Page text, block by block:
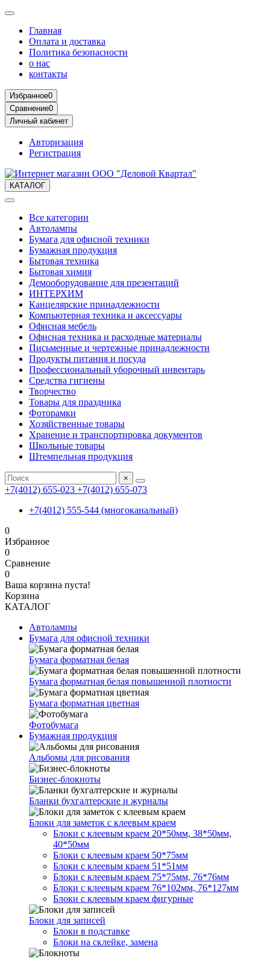
Главная
Оплата и доставка
Политика безопасности
о нас
контакты
Избранное0
Сравнение0
Личный кабинет
Авторизация
Регистрация
КАТАЛОГ
Все категории
Автолампы
Бумага для офисной техники
Бумажная продукция
Бытовая техника
Бытовая химия
Демооборудование для презентаций
ИНТЕРХИМ
Канцелярские принадлежности
Компьютерная техника и аксессуары
Офисная мебель
Офисная техника и расходные материалы
Письменные и чертежные принадлежности
Продукты питания и посуда
Профессиональный уборочный инвентарь
Средства гигиены
Творчество
Товары для праздника
Фоторамки
Хозяйственные товары
Хранение и транспортировка документов
Школьные товары
Штемпельная продукция
×
+7(4012) 655-023 +7(4012) 655-073
+7(4012) 555-544 (многоканальный)
0
Избранное
0
Сравнение
0
Ваша корзина пуста!
Корзина
КАТАЛОГ
Автолампы
Бумага для офисной техники
Бумага форматная белая
Бумага форматная белая повышенной плотности
Бумага форматная цветная
Фотобумага
Бумажная продукция
Альбомы для рисования
Бизнес-блокноты
Бланки бухгалтерские и журналы
Блоки для заметок с клеевым краем
Блоки с клеевым краем 20*50мм, 38*50мм,
40*50мм
Блоки с клеевым краем 50*75мм
Блоки с клеевым краем 51*51мм
Блоки с клеевым краем 75*75мм, 76*76мм
Блоки с клеевым краем 76*102мм, 76*127мм
Блоки с клеевым краем фигурные
Блоки для записей
Блоки в подставке
Блоки на склейке, замена